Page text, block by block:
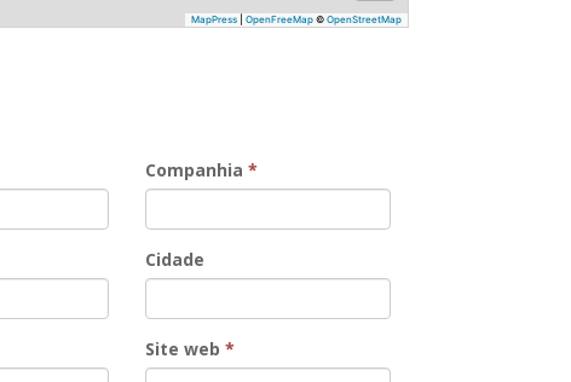
MapPress OpenFreeMap© OpenStreetMap
Companhia*
Cidade
Site web*